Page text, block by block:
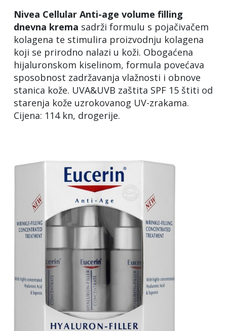
Nivea Cellular Anti-age volume filling
dnevna krema sadrži formulu s pojačivačem
kolagena te stimulira proizvodnju kolagena
koji se prirodno nalazi u koži. Obogaćena
hijaluronskom kiselinom, formula povećava
sposobnost zadržavanja vlažnosti i obnove
stanica kože. UVA&UVB zaštita SPF 15 štiti od
starenja kože uzrokovanog UV-zrakama.
Cijena: 114 kn, drogerije.